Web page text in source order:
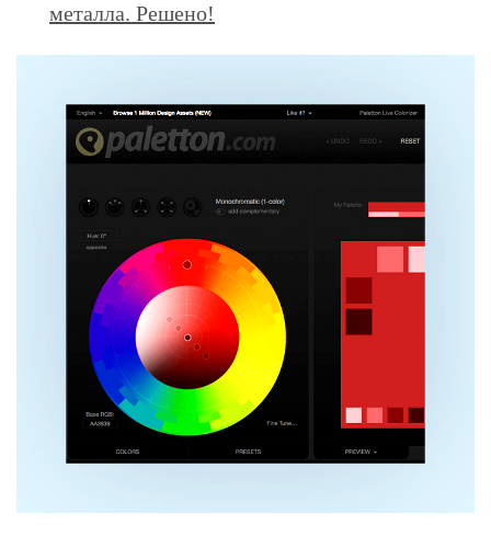
металла. Решено!